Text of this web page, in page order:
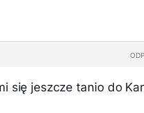
się jeszcze tanio do